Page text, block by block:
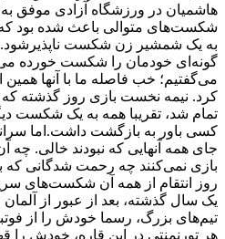
هاشمیان در ورزشگاه آزادی موفق
شکست‌های متوالی باعث شده بود که
به یک شمشیر زن شکست ناپذیرشود.
گونه‌ای خودمان را شکست خورده
می‌گفتیم؛ خب فاصله ما با آنها
تمام شد، تقریبا همه به یک شکست
کسی باور به بازگشت داشت.اما
جای همه آنهایی که نبودند خالی. چه
بازی نمی‌کنند چه رحمت شدگانی که به
روز انتقام از همه آن شکست‌های
یک سال گذشته، بعد از عبور از
تیم‌های بزرگ، رسما خودش را از
هر تورنمنتی در این قاره، خودش را